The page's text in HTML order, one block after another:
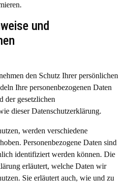
und
den Schutz Ihrer persönlichen
Ihre personenbezogenen Daten
der gesetzlichen
dieser Datenschutzerklärung.
werden verschiedene
Personenbezogene Daten sind
identifiziert werden können. Die
erläutert, welche Daten wir
Sie erläutert auch, wie und zu